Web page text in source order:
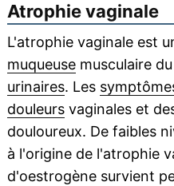
Atrophie vaginale
L'atrophie vaginale est
muqueusemusculaire du
urinaires. Les
douleursvaginales et
douloureux. De faibles
à l'origine de l'atrophie
d'oestrogène survient